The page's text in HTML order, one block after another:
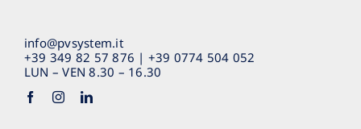
info@pvsystem.it
+39 349 82 57 876 | +39 0774 504 052
LUN – VEN 8.30 – 16.30